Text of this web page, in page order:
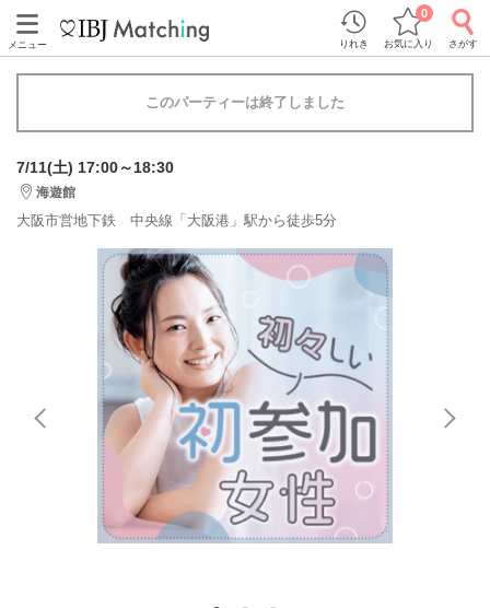
メニュー りれき お気に入り
0
さがす
このパーティーは終了しました
7/11(土) 17:00～18:30
海遊館
大阪市営地下鉄 中央線「大阪港」駅から徒歩5分